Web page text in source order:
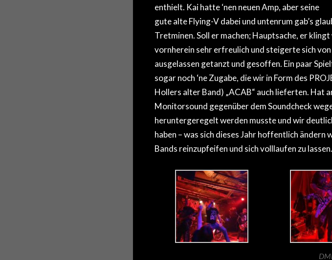
enthielt. Kai hatte ‘nen neuen Amp, aber seine
gute alte Flying-V dabei und untenrum gab’s
Tretminen. Soll er machen; Hauptsache, er
vornherein sehr erfreulich und steigerte sich
ausgelassen getanzt und gesoffen. Ein paar
sogar noch ‘ne Zugabe, die wir in Form des
Hollers alter Band) „ACAB“ auch lieferten. Hat
Monitorsound gegenüber dem Soundcheck
heruntergeregelt werden musste und wir
haben – was sich dieses Jahr hoffentlich ändern
Bands reinzupfeifen und sich volllaufen zu lassen.